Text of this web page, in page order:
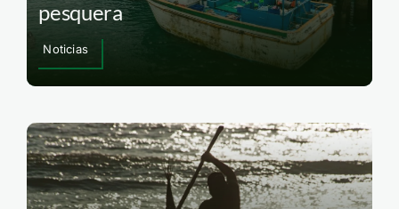
pesquera
Noticias